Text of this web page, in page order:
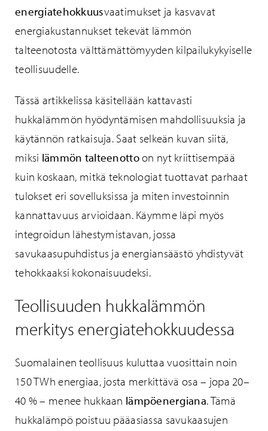
energiatehokkuusvaatimukset ja kasvavat
energiakustannukset tekevät lämmön
talteenotosta välttämättömyyden kilpailukykyiselle
teollisuudelle.
Tässä artikkelissa käsitellään kattavasti
hukkalämmön hyödyntämisen mahdollisuuksia ja
käytännön ratkaisuja. Saat selkeän kuvan siitä,
miksi lämmön talteenottoon nyt kriittisempää
kuin koskaan, mitkä teknologiat tuottavat parhaat
tulokset eri sovelluksissa ja miten investoinnin
kannattavuus arvioidaan. Käymme läpi myös
integroidun lähestymistavan, jossa
savukaasupuhdistus ja energiansäästö yhdistyvät
tehokkaaksi kokonaisuudeksi.
Teollisuuden hukkalämmön
merkitys energiatehokkuudessa
Suomalainen teollisuus kuluttaa vuosittain noin
150 TWh energiaa, josta merkittävä osa – jopa 20–
40 % – menee hukkaan lämpöenergiana. Tämä
hukkalämpö poistuu pääasiassa savukaasujen